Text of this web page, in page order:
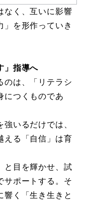
なく、互いに影響
」を形作っていき
」指導へ
のは、「リテラシ
につくものであ
いるだけでは、
える「自信」は育
と目を輝かせ、試
サポートする。そ
響く「生き生きと